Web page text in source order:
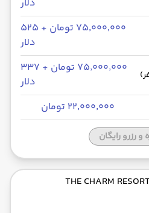
دلار
۷۵٬۰۰۰٬۰۰۰ تومان + ۵۲۵
دلار
۷۵٬۰۰۰٬۰۰۰ تومان + ۳۳۷
دلار
۲۲٬۰۰۰٬۰۰۰ تومان
و رزرو رایگان